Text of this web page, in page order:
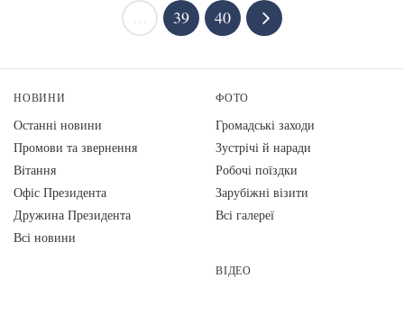
39 40
НОВИНИ
Останні новини
Промови та звернення
Вiтання
Офіс Президента
Дружина Президента
Всі новини
ФОТО
Громадські заходи
Зустрічі й наради
Робочі поїздки
Зарубіжні візити
Всі галереї
ВІДЕО